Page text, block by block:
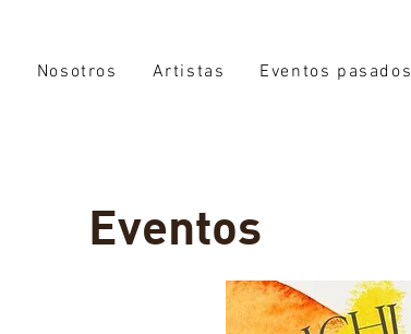
Nosotros Artistas Eventos pasados
Eventos